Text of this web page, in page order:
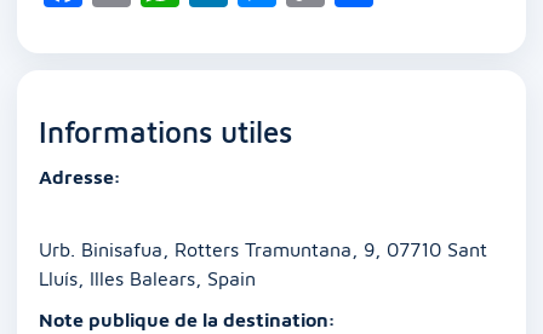
c
b
o
k
ai at
A
k
dI
ss
n
p ta
Informations utiles
Adresse:
Urb. Binisafua, Rotters Tramuntana, 9, 07710 Sant
Lluís, Illes Balears, Spain
Note publique de la destination: